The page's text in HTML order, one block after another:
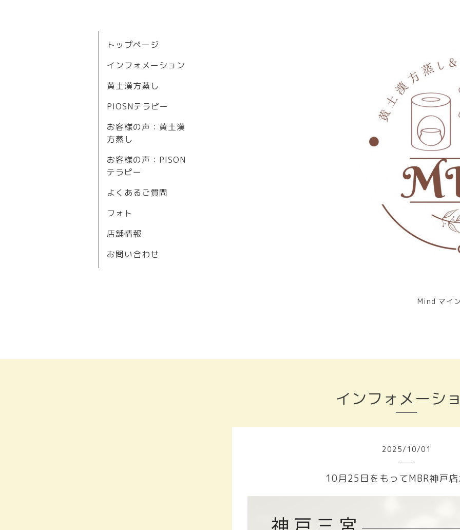
Mind マイ
トップページ
インフォメーション
黄土漢方蒸し
PIOSNテラピー
お客様の声：黄土漢
方蒸し
お客様の声：PISON
テラピー
よくあるご質問
フォト
店舗情報
お問い合わせ
インフォメーシ
2025/ 10/01
10月25日をもってMBR神戸